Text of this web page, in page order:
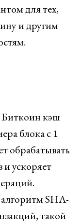
для тех,
и другим
кэш
блока с 1
обрабатывать
и ускоряет
SHA-
такой